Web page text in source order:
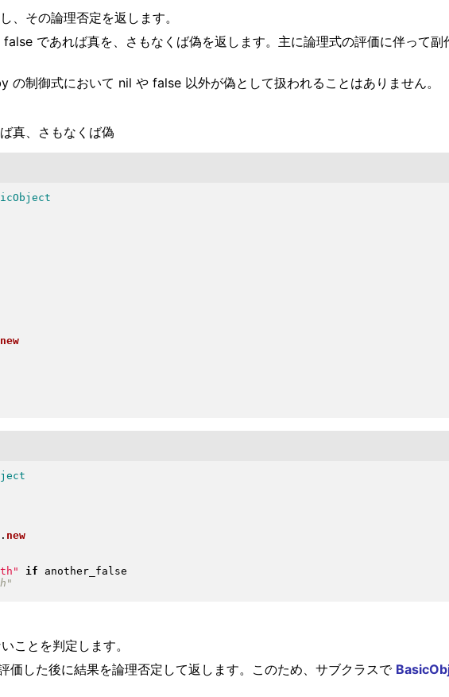
、その論理否定を返します。
であれば真を、さもなくば偽を返します。主に論理式の評価に伴って
の制御式において nil や false 以外が偽として扱われることはありません。
真、さもなくば偽
new
. new
" if
ことを判定します。
した後に結果を論理否定して返します。このため、サブクラスで